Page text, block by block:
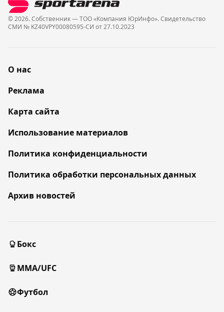
© 2026. Собственник — ТОО «Компания ЮрИнфо». Cвидетельство
СМИ № KZ40VPY00080595-СИ от 27.10.2023
О нас
Реклама
Карта сайта
Использование материалов
Политика конфиденциальности
Политика обработки персональных данных
Архив новостей
Бокс
MMA/UFC
Футбол